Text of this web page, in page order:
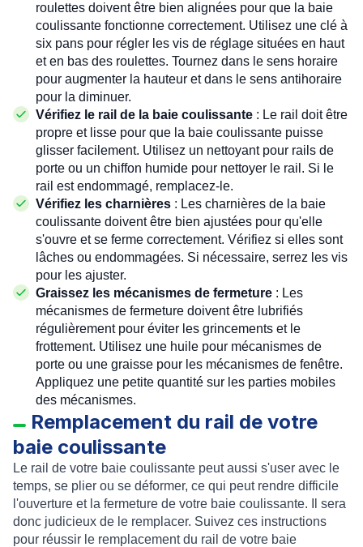
roulettes doivent être bien alignées pour que la baie
coulissante fonctionne correctement. Utilisez une clé à
six pans pour régler les vis de réglage situées en haut
et en bas des roulettes. Tournez dans le sens horaire
pour augmenter la hauteur et dans le sens antihoraire
pour la diminuer.
Vérifiez le rail de la baie coulissante : Le rail doit être
propre et lisse pour que la baie coulissante puisse
glisser facilement. Utilisez un nettoyant pour rails de
porte ou un chiffon humide pour nettoyer le rail. Si le
rail est endommagé, remplacez-le.
Vérifiez les charnières : Les charnières de la baie
coulissante doivent être bien ajustées pour qu'elle
s'ouvre et se ferme correctement. Vérifiez si elles sont
lâches ou endommagées. Si nécessaire, serrez les vis
pour les ajuster.
Graissez les mécanismes de fermeture : Les
mécanismes de fermeture doivent être lubrifiés
régulièrement pour éviter les grincements et le
frottement. Utilisez une huile pour mécanismes de
porte ou une graisse pour les mécanismes de fenêtre.
Appliquez une petite quantité sur les parties mobiles
des mécanismes.
Remplacement du rail de votre
baie coulissante
Le rail de votre baie coulissante peut aussi s'user avec le
temps, se plier ou se déformer, ce qui peut rendre difficile
l'ouverture et la fermeture de votre baie coulissante. Il sera
donc judicieux de le remplacer. Suivez ces instructions
pour réussir le remplacement du rail de votre baie